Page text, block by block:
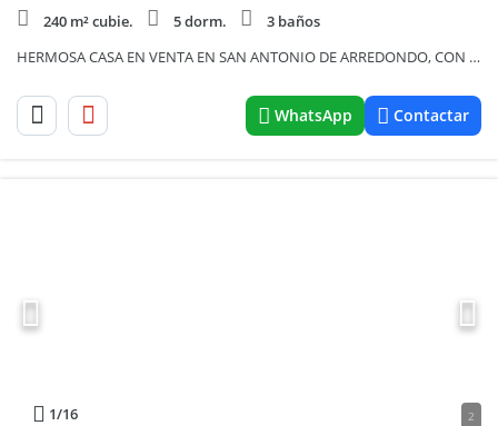
240 m² cubie.
5 dorm.
3 baños
HERMOSA CASA EN VENTA EN SAN ANTONIO DE ARREDONDO, CON PILETA, QUINCHO, 4 DORMITORIOS, 3 BAÑOS.
WhatsApp Contactar
1/16 2